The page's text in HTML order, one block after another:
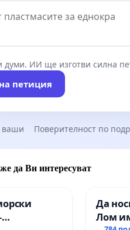
думи. ИИ ще изготви силна
петиция
ваши Поверителност по
да Ви интересуват
Да
Лом